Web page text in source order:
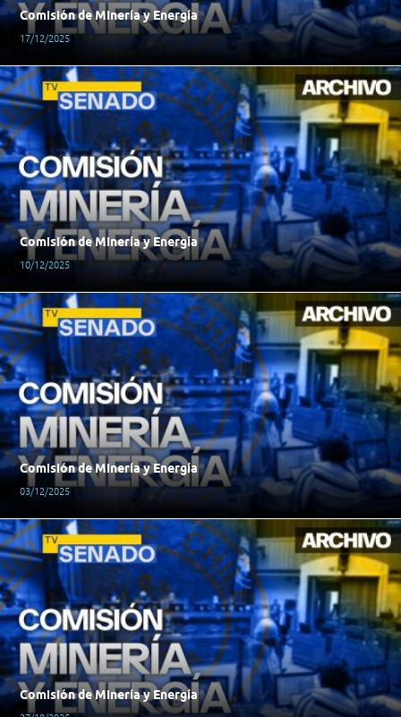
Comisión de Minería y Energía
17/12/2025
Comisión de Minería y Energía
10/12/2025
Comisión de Minería y Energía
03/12/2025
Comisión de Minería y Energía